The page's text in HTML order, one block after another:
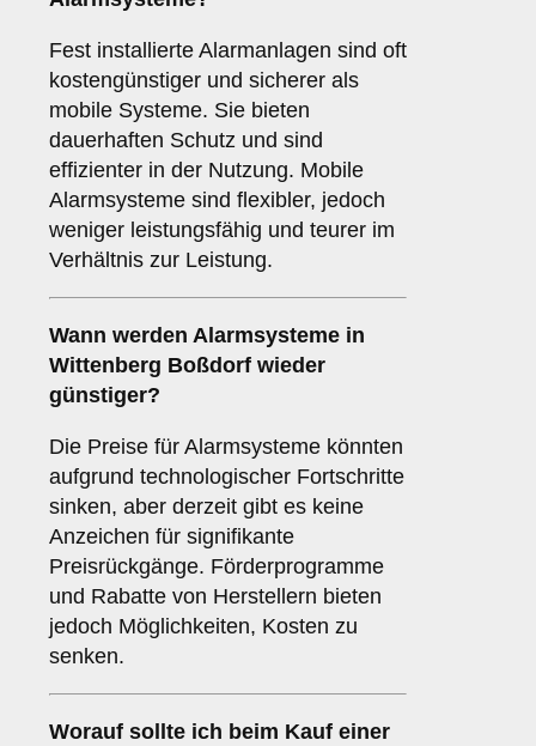
Fest installierte Alarmanlagen sind oft
kostengünstiger und sicherer als
mobile Systeme. Sie bieten
dauerhaften Schutz und sind
effizienter in der Nutzung. Mobile
Alarmsysteme sind flexibler, jedoch
weniger leistungsfähig und teurer im
Verhältnis zur Leistung.
Wann werden Alarmsysteme in
Wittenberg Boßdorf wieder
günstiger?
Die Preise für Alarmsysteme könnten
aufgrund technologischer Fortschritte
sinken, aber derzeit gibt es keine
Anzeichen für signifikante
Preisrückgänge. Förderprogramme
und Rabatte von Herstellern bieten
jedoch Möglichkeiten, Kosten zu
senken.
Worauf sollte ich beim Kauf einer